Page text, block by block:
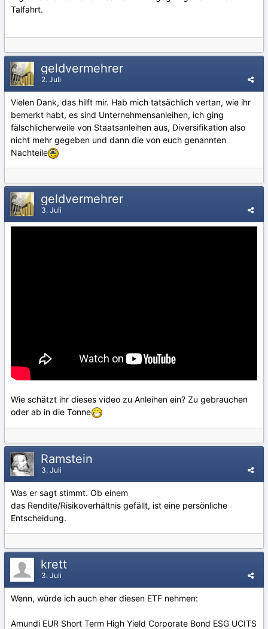
Talfahrt.
geldvermehrer
2. Juli
Vielen Dank, das hilft mir. Hab mich tatsächlich vertan, wie ihr
bemerkt habt, es sind Unternehmensanleihen, ich ging
fälschlicherweile von Staatsanleihen aus, Diversifikation also
nicht mehr gegeben und dann die von euch genannten
Nachteile
geldvermehrer
3. Juli
Wie schätzt ihr dieses video zu Anleihen ein? Zu gebrauchen
oder ab in die Tonne
Ramstein
3. Juli
Was er sagt stimmt. Ob einem
das Rendite/Risikoverhältnis gefällt, ist eine persönliche
Entscheidung.
krett
3. Juli
Wenn, würde ich auch eher diesen ETF nehmen:
Amundi EUR Short Term High Yield Corporate Bond ESG UCITS